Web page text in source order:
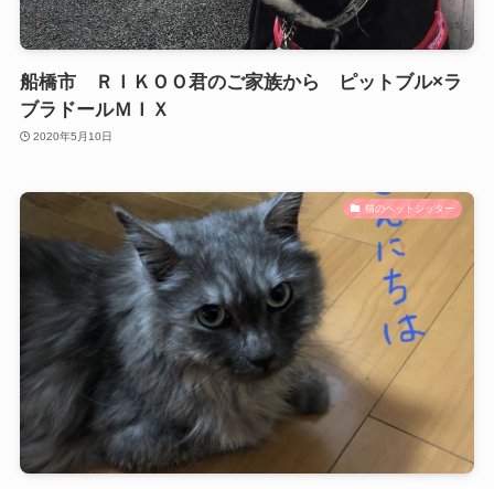
船橋市 ＲＩＫＯＯ君のご家族から ピットブル×ラ
ブラドールＭＩＸ
2020年5月10日
猫のペットシッター